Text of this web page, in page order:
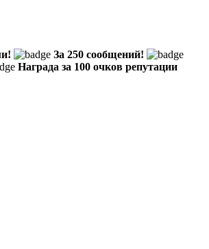
За 250 сообщений!
Награда за 100 очков репутации